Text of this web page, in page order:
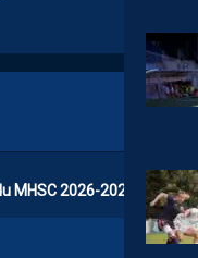
MHSC 2026-2027 ?